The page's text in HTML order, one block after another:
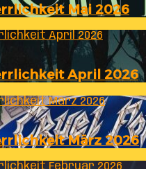
Mai 2026
April 2026
April 2026
März 2026
März 2026